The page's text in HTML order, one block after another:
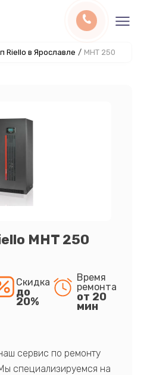
Riello в Ярославле / MHT 250
MHT 250
Скидка
до
20%
Время
ремонта
от 20
мин
сервис по ремонту
специализируемся на